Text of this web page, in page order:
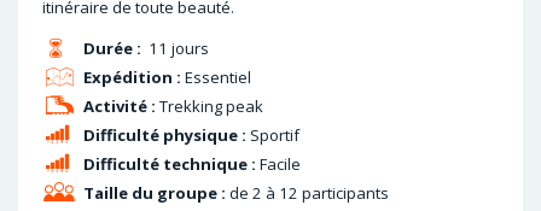
itinéraire de toute beauté.
Durée : 11 jours
Difficulté physique : Sportif
Expédition : Essentiel
Difficulté technique : Facile
Activité : Trekking peak
Taille du groupe : de 2 à 12 participants